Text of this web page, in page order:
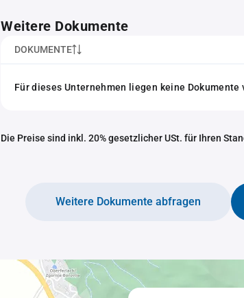
Weitere Dokumente
DOKUMENTE
Für dieses Unternehmen liegen keine Dokumente
Die Preise sind inkl. 20% gesetzlicher USt. für Ihren
Weitere Dokumente abfragen